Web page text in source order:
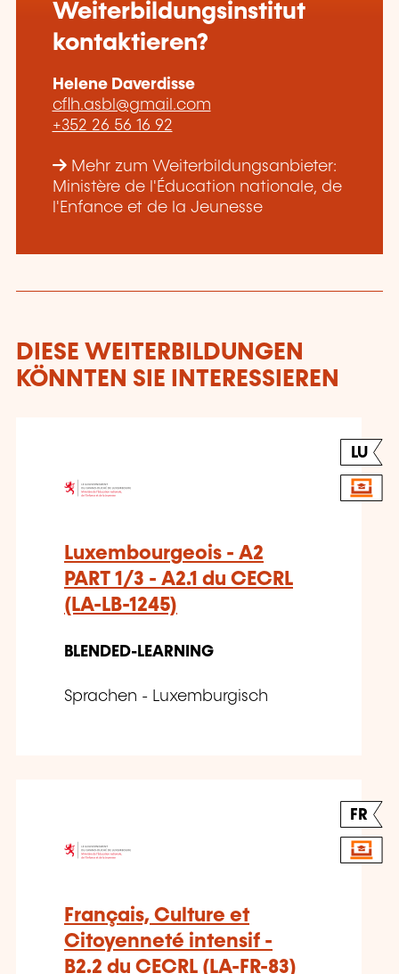
Weiterbildungsinstitut
kontaktieren?
Helene Daverdisse
cflh.asbl@gmail.com
+352 26 56 16 92
Mehr zum Weiterbildungsanbieter:
Ministère de l'Éducation nationale, de
l'Enfance et de la Jeunesse
DIESE WEITERBILDUNGEN
KÖNNTEN SIE INTERESSIEREN
LU
Luxembourgeois - A2
PART 1/3 - A2.1 du CECRL
(LA-LB-1245)
BLENDED-LEARNING
Sprachen - Luxemburgisch
FR
Français, Culture et
Citoyenneté intensif -
B2.2 du CECRL (LA-FR-83)